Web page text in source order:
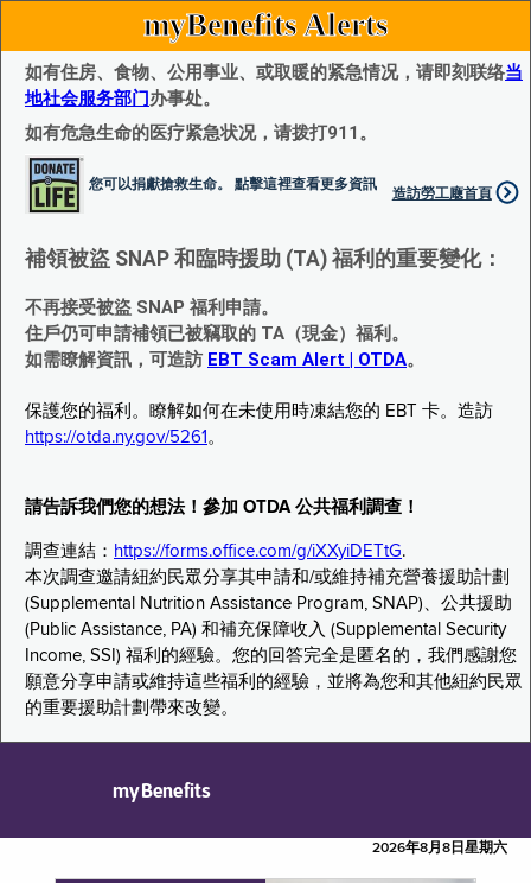
myBenefits Alerts
如有住房、食物、公用事业、或取暖的紧急情况，请即刻联络当
地社会服务部门办事处。
如有危急生命的医疗紧急状况，请拨打911。
您可以捐獻搶救生命。 點擊這裡查看更多資訊
造訪勞工廰首頁
補領被盜 SNAP 和臨時援助 (TA) 福利的重要變化：
不再接受被盜 SNAP 福利申請。
住戶仍可申請補領已被竊取的 TA（現金）福利。
如需瞭解資訊，可造訪 EBT Scam Alert | OTDA。
保護您的福利。瞭解如何在未使用時凍結您的 EBT 卡。造訪
https://otda.ny.gov/5261 。
請告訴我們您的想法！參加 OTDA 公共福利調查！
調查連結： https://forms.office.com/g/iXXyiDETtG.
本次調查邀請紐約民眾分享其申請和/或維持補充營養援助計劃
(Supplemental Nutrition Assistance Program, SNAP)、公共援助
(Public Assistance, PA) 和補充保障收入 (Supplemental Security
Income, SSI) 福利的經驗。您的回答完全是匿名的，我們感謝您
願意分享申請或維持這些福利的經驗，並將為您和其他紐約民眾
的重要援助計劃帶來改變。
myBenefits
2026年8月8日星期六